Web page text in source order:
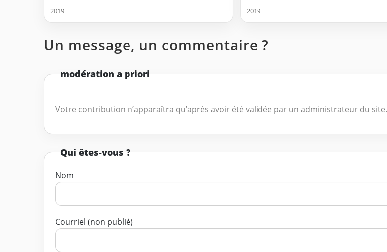
2019 2019
Un message, un commentaire ?
modération a priori
Votre contribution n’apparaîtra qu’après avoir été validée par un administrateur du site.
Qui êtes-vous ?
Nom
Courriel (non publié)